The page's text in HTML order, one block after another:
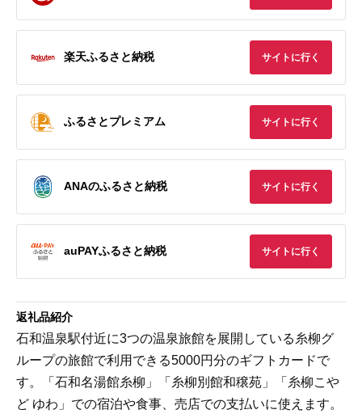
楽天ふるさと納税 サイトに行く
ふるさとプレミアム サイトに行く
ANAのふるさと納税 サイトに行く
auPAYふるさと納税 サイトに行く
返礼品紹介
石和温泉駅付近に3つの温泉旅館を展開している糸柳グ
ループの旅館で利用できる5000円分のギフトカードで
す。「石和名湯館糸柳」「糸柳別館和穣苑」「糸柳こや
ど ゆわ」での宿泊や食事、売店での支払いに使えます。